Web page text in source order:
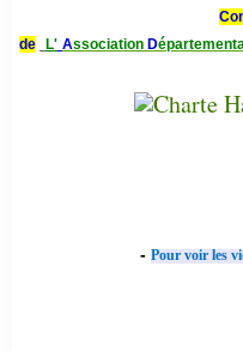
de
L' Association D
- Pour voir les